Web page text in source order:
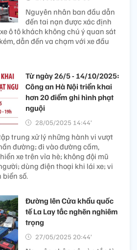
Nguyên nhân ban đầu dẫn
đến tai nạn được xác định
ô tô khách không chú ý quan sát
dẫn đến va chạm với xe đầu
Từ ngày 26/5 - 14/10/2025:
Công an Hà Nội triển khai
hơn 20 điểm ghi hình phạt
nguội
28/05/2025 14:44’
trung xử lý những hành vi vượt
đường; đi vào đường cấm,
xe trên vỉa hè; không đội mũ
dùng điện thoại khi lái xe; vi
số.
Đường lên Cửa khẩu quốc
tế La Lay tắc nghẽn nghiêm
trọng
27/05/2025 20:44’